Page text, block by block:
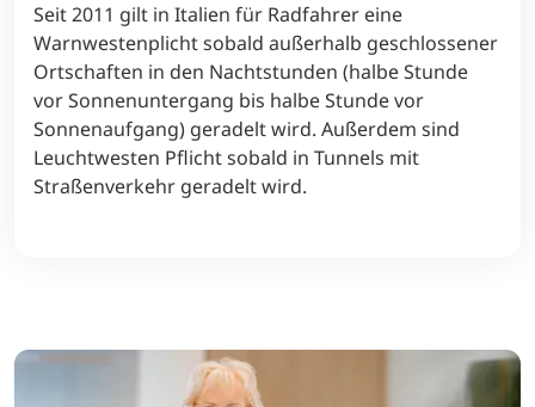
Hinweis
Helm- und Warnwestenpflicht: In Slowenien
besteht Helmpflicht bis zum 18. Lebensjahr, das
Tragen eines Helmes wird generell dringend
empfohlen.
Seit 2011 gilt in Italien für Radfahrer eine
Straßenverkehr geradelt wird.